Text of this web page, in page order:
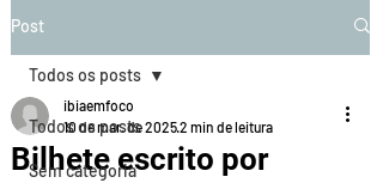
Post
Todos os posts
Sem categoria
Todos os posts
Bilhete escrito por
ibiaemfoco
10 de mar. de 20252 min de leitura